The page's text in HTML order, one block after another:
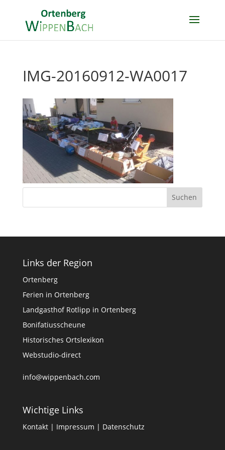
IMG-20160912-WA0017
Links der Region
Ortenberg
Ferien in Ortenberg
Landgasthof Rotlipp in Ortenberg
Bonifatiusscheune
Historisches Ortslexikon
Webstudio-direct
info@wippenbach.com
Wichtige Links
Kontakt| Impressum | Datenschutz